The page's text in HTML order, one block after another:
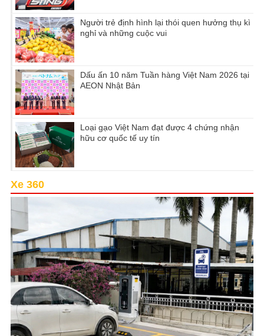
Người trẻ định hình lại thói quen hưởng thụ kì
nghỉ và những cuộc vui
Dấu ấn 10 năm Tuần hàng Việt Nam 2026 tại
AEON Nhật Bản
Loại gạo Việt Nam đạt được 4 chứng nhận
hữu cơ quốc tế uy tín
Xe 360